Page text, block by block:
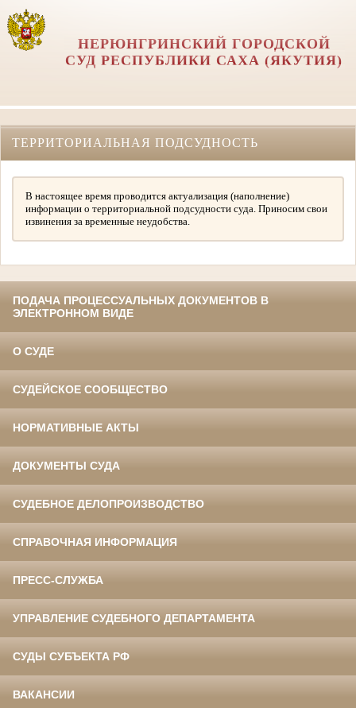
НЕРЮНГРИНСКИЙ ГОРОДСКОЙ
СУД РЕСПУБЛИКИ САХА (ЯКУТИЯ)
ТЕРРИТОРИАЛЬНАЯ ПОДСУДНОСТЬ
В настоящее время проводится актуализация (наполнение)
информации о территориальной подсудности суда. Приносим свои
извинения за временные неудобства.
ПОДАЧА ПРОЦЕССУАЛЬНЫХ ДОКУМЕНТОВ В
ЭЛЕКТРОННОМ ВИДЕ
О СУДЕ
СУДЕЙСКОЕ СООБЩЕСТВО
НОРМАТИВНЫЕ АКТЫ
ДОКУМЕНТЫ СУДА
СУДЕБНОЕ ДЕЛОПРОИЗВОДСТВО
СПРАВОЧНАЯ ИНФОРМАЦИЯ
ПРЕСС-СЛУЖБА
УПРАВЛЕНИЕ СУДЕБНОГО ДЕПАРТАМЕНТА
СУДЫ СУБЪЕКТА РФ
ВАКАНСИИ